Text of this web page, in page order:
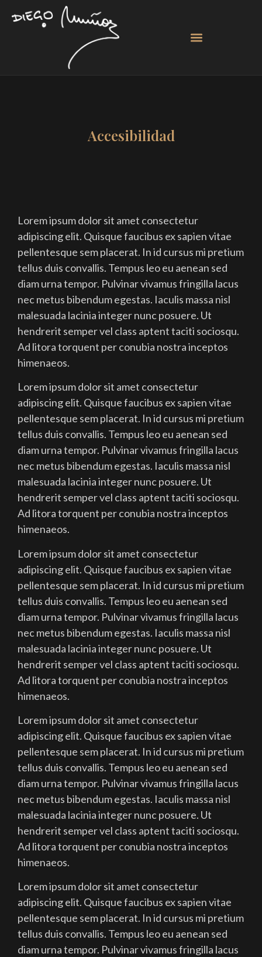
Accesibilidad
Lorem ipsum dolor sit amet consectetur
adipiscing elit. Quisque faucibus ex sapien vitae
pellentesque sem placerat. In id cursus mi pretium
tellus duis convallis. Tempus leo eu aenean sed
diam urna tempor. Pulvinar vivamus fringilla lacus
nec metus bibendum egestas. Iaculis massa nisl
malesuada lacinia integer nunc posuere. Ut
hendrerit semper vel class aptent taciti sociosqu.
Ad litora torquent per conubia nostra inceptos
himenaeos.
Lorem ipsum dolor sit amet consectetur
adipiscing elit. Quisque faucibus ex sapien vitae
pellentesque sem placerat. In id cursus mi pretium
tellus duis convallis. Tempus leo eu aenean sed
diam urna tempor. Pulvinar vivamus fringilla lacus
nec metus bibendum egestas. Iaculis massa nisl
malesuada lacinia integer nunc posuere. Ut
hendrerit semper vel class aptent taciti sociosqu.
Ad litora torquent per conubia nostra inceptos
himenaeos.
Lorem ipsum dolor sit amet consectetur
adipiscing elit. Quisque faucibus ex sapien vitae
pellentesque sem placerat. In id cursus mi pretium
tellus duis convallis. Tempus leo eu aenean sed
diam urna tempor. Pulvinar vivamus fringilla lacus
nec metus bibendum egestas. Iaculis massa nisl
malesuada lacinia integer nunc posuere. Ut
hendrerit semper vel class aptent taciti sociosqu.
Ad litora torquent per conubia nostra inceptos
himenaeos.
Lorem ipsum dolor sit amet consectetur
adipiscing elit. Quisque faucibus ex sapien vitae
pellentesque sem placerat. In id cursus mi pretium
tellus duis convallis. Tempus leo eu aenean sed
diam urna tempor. Pulvinar vivamus fringilla lacus
nec metus bibendum egestas. Iaculis massa nisl
malesuada lacinia integer nunc posuere. Ut
hendrerit semper vel class aptent taciti sociosqu.
Ad litora torquent per conubia nostra inceptos
himenaeos.
Lorem ipsum dolor sit amet consectetur
adipiscing elit. Quisque faucibus ex sapien vitae
pellentesque sem placerat. In id cursus mi pretium
tellus duis convallis. Tempus leo eu aenean sed
diam urna tempor. Pulvinar vivamus fringilla lacus